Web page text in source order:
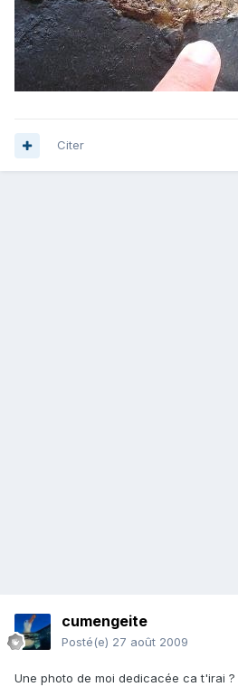
Citer
cumengeite
Posté(e) 27 août 2009
Une photo de moi dedicacée ca t'irai ?